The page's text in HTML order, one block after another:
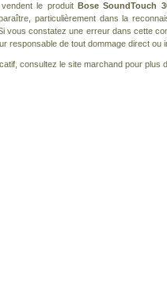
le produit Bose SoundTouch
particulièrement dans la
vous constatez une erreur dans cette
responsable de tout dommage direct ou
consultez le site marchand pour plus